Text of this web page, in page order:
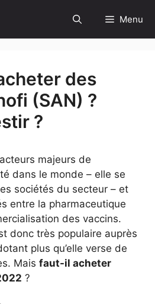
Menu
des
(SAN) ?
?
majeurs de
dans le monde – elle se
sociétés du secteur – et
entre la pharmaceutique
des vaccins.
donc très populaire auprès
plus qu’elle verse de
Mais faut-il acheter
?